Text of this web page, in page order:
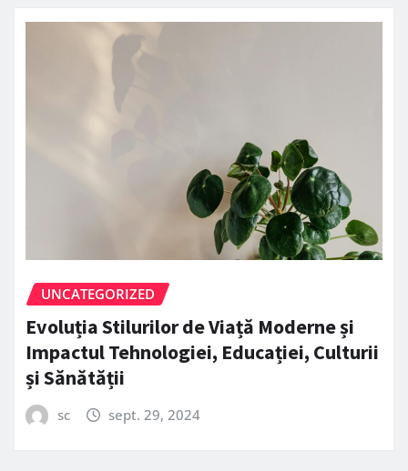
UNCATEGORIZED
Evoluția Stilurilor de Viață Moderne și
Impactul Tehnologiei, Educației, Culturii
și Sănătății
sc sept. 29, 2024